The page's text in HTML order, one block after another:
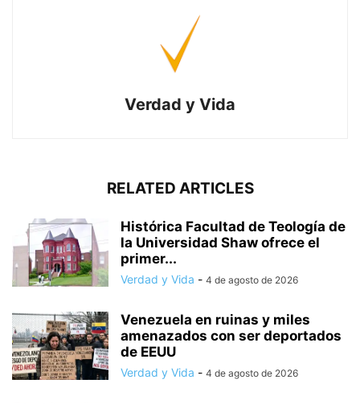
Verdad y Vida
RELATED ARTICLES
Histórica Facultad de Teología de
la Universidad Shaw ofrece el
primer...
Verdad y Vida - 4 de agosto de 2026
Venezuela en ruinas y miles
amenazados con ser deportados
de EEUU
Verdad y Vida - 4 de agosto de 2026